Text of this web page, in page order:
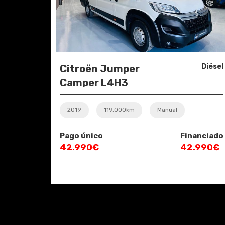
Citroën Jumper
Camper L4H3
Diésel
2019 119.000km Manual
Pago único
42.990€
Financiado
42.990€